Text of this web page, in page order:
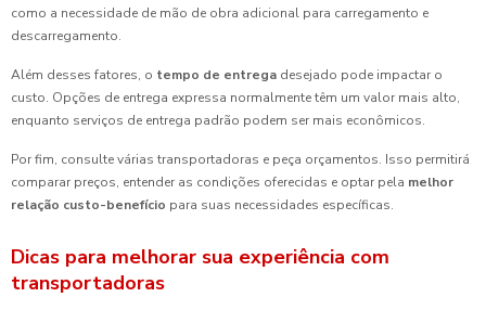
como a necessidade de mão de obra adicional para carregamento e
descarregamento.
Além desses fatores, o tempo de entrega desejado pode impactar o
custo. Opções de entrega expressa normalmente têm um valor mais alto,
enquanto serviços de entrega padrão podem ser mais econômicos.
Por fim, consulte várias transportadoras e peça orçamentos. Isso permitirá
comparar preços, entender as condições oferecidas e optar pela melhor
relação custo-benefício para suas necessidades específicas.
Dicas para melhorar sua experiência com
transportadoras